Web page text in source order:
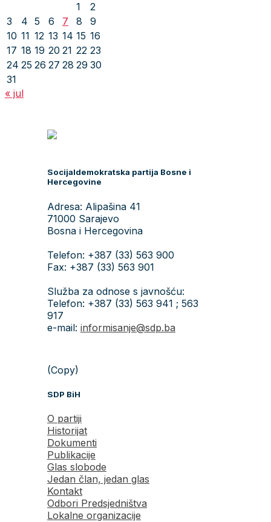
1
2
3
4 5 6 7 8
9
10 11 12 13 14 15 16
17 18 19 20 21 22 23
24 25 26 27 28 29 30
31
« jul
Socijaldemokratska partija Bosne i
Hercegovine
Adresa: Alipašina 41
71000 Sarajevo
Bosna i Hercegovina
Telefon: +387 (33) 563 900
Fax: +387 (33) 563 901
Služba za odnose s javnošću:
Telefon: +387 (33) 563 941 ; 563
917
e-mail: informisanje@sdp.ba
(Copy)
SDP BiH
O partiji
Historijat
Dokumenti
Publikacije
Glas slobode
Jedan član, jedan glas
Kontakt
Odbori Predsjedništva
Lokalne organizacije